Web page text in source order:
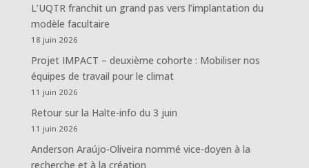
L’UQTR franchit un grand pas vers l’implantation du
modèle facultaire
18 juin 2026
Projet IMPACT – deuxième cohorte : Mobiliser nos
équipes de travail pour le climat
11 juin 2026
Retour sur la Halte-info du 3 juin
11 juin 2026
Anderson Araújo-Oliveira nommé vice-doyen à la
recherche et à la création